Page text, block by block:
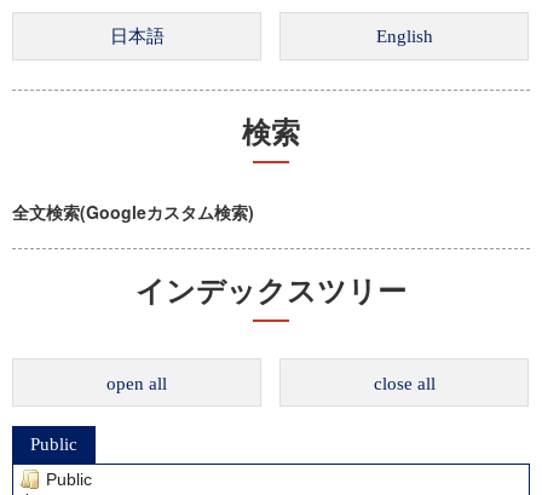
検索
全文検索(Googleカスタム検索)
インデックスツリー
open all close all
Public
Public